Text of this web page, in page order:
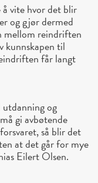
vite hvor det blir
og gjør dermed
mellom reindriften
kunnskapen til
får langt
og
gi avbøtende
så blir det
at det går for mye
Eilert Olsen.